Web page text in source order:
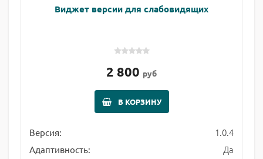
Виджет версии для слабовидящих
2 800 руб
В КОРЗИНУ
Версия: 1.0.4
Адаптивность: Да